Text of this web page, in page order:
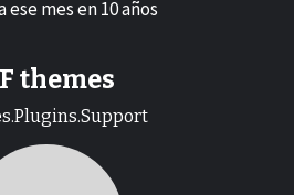
mes en 10 años
themes